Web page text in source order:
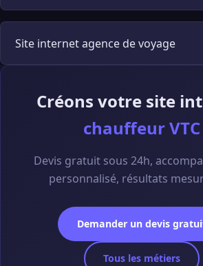
Site internet agence de voyage
Créons votre site
chauffeur VTC
Devis gratuit sous 24h,
personnalisé, résultats
Demander un devis
Tous les métiers